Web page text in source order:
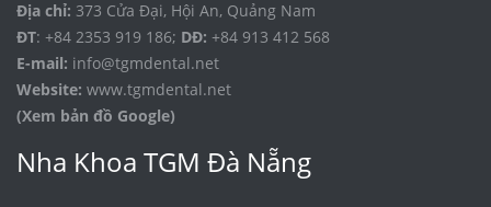
Địa chỉ: 373 Cửa Đại, Hội An, Quảng Nam
ĐT: +84 2353 919 186; DĐ: +84 913 412 568
E-mail: info@tgmdental.net
Website: www.tgmdental.net
(Xem bản đồ Google)
Nha Khoa TGM Đà Nẵng